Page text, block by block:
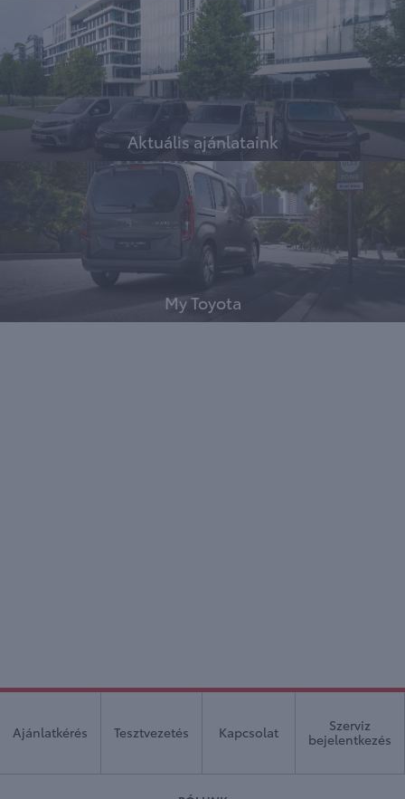
Aktuális ajánlataink
My Toyota
Ajánlatkérés Tesztvezetés Kapcsolat
Szerviz
bejelentkezés